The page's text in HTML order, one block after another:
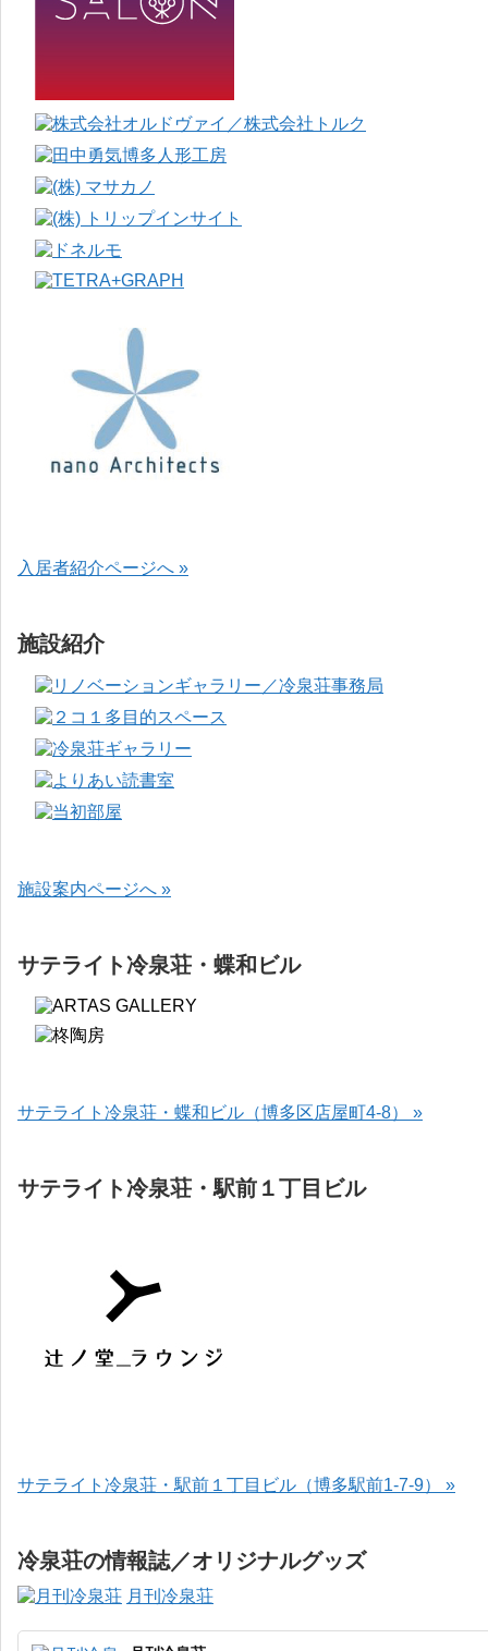
入居者紹介ページへ »
施設紹介
施設案内ページへ »
サテライト冷泉荘・蝶和ビル
サテライト冷泉荘・蝶和ビル（博多区店屋町4-8） »
サテライト冷泉荘・駅前１丁目ビル
サテライト冷泉荘・駅前１丁目ビル（博多駅前1-7-9） »
冷泉荘の情報誌／オリジナルグッズ
月刊冷泉荘